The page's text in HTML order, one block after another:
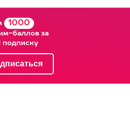
1000
баллов за
подписку